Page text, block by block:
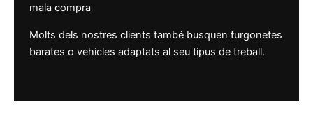
mala compra
Molts dels nostres clients també busquen furgonetes
barates o vehicles adaptats al seu tipus de treball.